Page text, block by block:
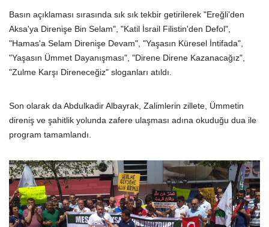
Basın açıklaması sırasında sık sık tekbir getirilerek "Ereğli'den
Aksa'ya Direnişe Bin Selam", "Katil İsrail Filistin'den Defol",
"Hamas'a Selam Direnişe Devam", "Yaşasın Küresel İntifada",
"Yaşasın Ümmet Dayanışması", "Direne Direne Kazanacağız",
"Zulme Karşı Direneceğiz" sloganları atıldı.
Son olarak da Abdulkadir Albayrak, Zalimlerin zillete, Ümmetin
direniş ve şahitlik yolunda zafere ulaşması adına okuduğu dua ile
program tamamlandı.